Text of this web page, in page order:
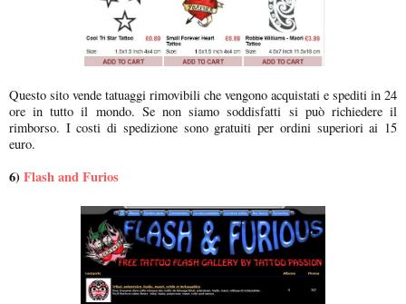
Questo sito vende tatuaggi rimovibili che vengono acquistati e spediti in 24
ore in tutto il mondo. Se non siamo soddisfatti si può richiedere il
rimborso. I costi di spedizione sono gratuiti per ordini superiori ai 15
euro.
6)Flash and Furios